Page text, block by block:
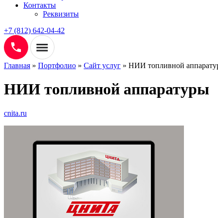
Контакты
Реквизиты
+7 (812) 642-04-42
Главная » Портфолио » Сайт услуг » НИИ топливной
НИИ топливной аппаратуры
cnita.ru